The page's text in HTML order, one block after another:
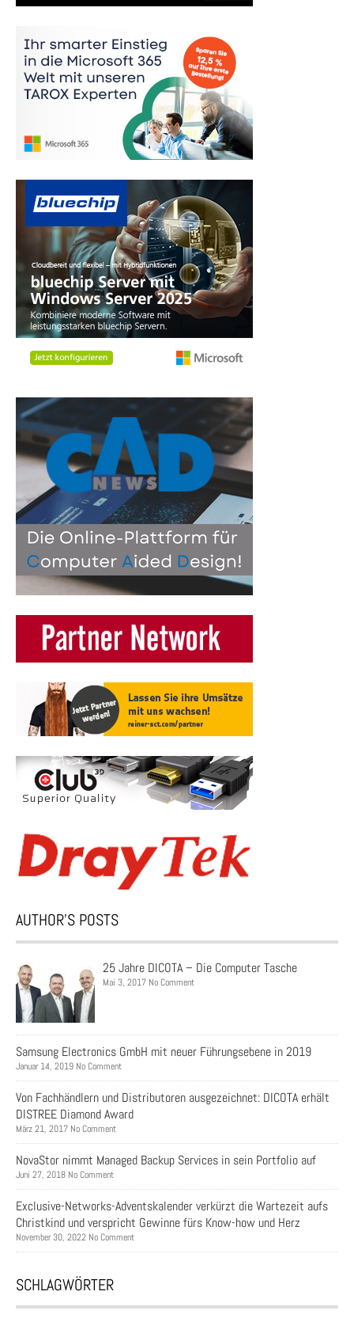
AUTHOR’S POSTS
25 Jahre DICOTA – Die Computer Tasche
Mai 3, 2017 No Comment
Samsung Electronics GmbH mit neuer Führungsebene in 2019
Januar 14, 2019 No Comment
Von Fachhändlern und Distributoren ausgezeichnet: DICOTA erhält
DISTREE Diamond Award
März 21, 2017 No Comment
NovaStor nimmt Managed Backup Services in sein Portfolio auf
Juni 27, 2018 No Comment
Exclusive-Networks-Adventskalender verkürzt die Wartezeit aufs
Christkind und verspricht Gewinne fürs Know-how und Herz
November 30, 2022 No Comment
SCHLAGWÖRTER